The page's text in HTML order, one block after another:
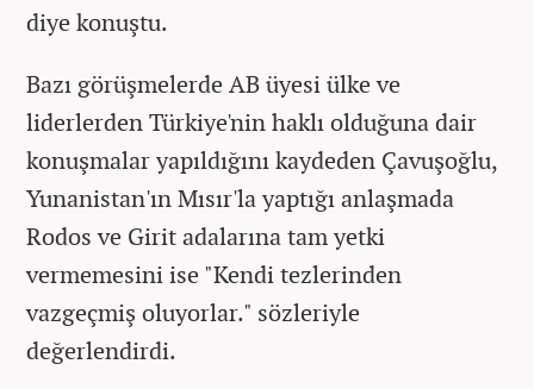
diye konuştu.
Bazı görüşmelerde AB üyesi ülke ve
liderlerden Türkiye'nin haklı olduğuna dair
konuşmalar yapıldığını kaydeden Çavuşoğlu,
Yunanistan'ın Mısır'la yaptığı anlaşmada
Rodos ve Girit adalarına tam yetki
vermemesini ise "Kendi tezlerinden
vazgeçmiş oluyorlar." sözleriyle
değerlendirdi.